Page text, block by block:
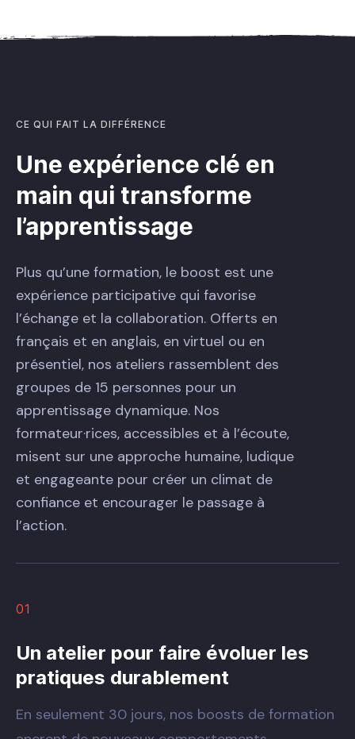
CE QUI FAIT LA DIFFÉRENCE
Une expérience clé en
main qui transforme
l’apprentissage
Plus qu’une formation, le boost est une
expérience participative qui favorise
l’échange et la collaboration. Offerts en
français et en anglais, en virtuel ou en
présentiel, nos ateliers rassemblent des
groupes de 15 personnes pour un
apprentissage dynamique. Nos
formateur·rices, accessibles et à l’écoute,
misent sur une approche humaine, ludique
et engageante pour créer un climat de
confiance et encourager le passage à
l’action.
01
Un atelier pour faire évoluer les
pratiques durablement
En seulement 30 jours, nos boosts de formation